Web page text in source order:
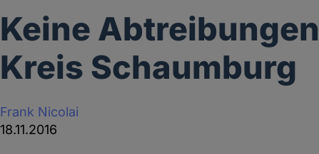
Keine
Kreis Schaumburg
Frank Nicolai
18.11.2016